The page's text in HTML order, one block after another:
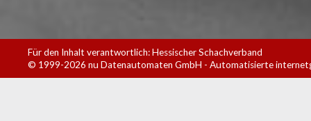
Für den Inhalt verantwortlich: Hessischer Schachverband
© 1999-2026 nu Datenautomaten GmbH - Automatisierte